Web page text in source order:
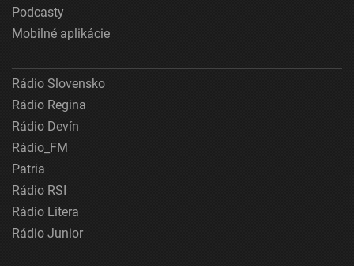
Podcasty
Mobilné aplikácie
Rádio Slovensko
Rádio Regina
Rádio Devín
Rádio_FM
Patria
Rádio RSI
Rádio Litera
Rádio Junior